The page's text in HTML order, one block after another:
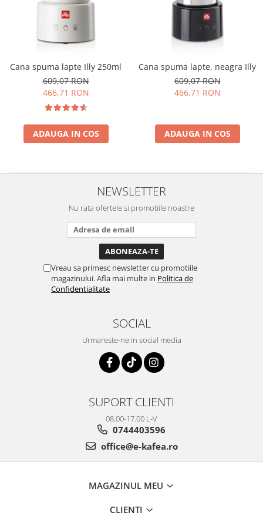
Illy Iperespresso
Nespresso Professional
Cafissimo
Cafea macinata
Davidoff
Cafea Solubila
Cana spuma lapte Illy 250ml
609,07 RON
466,71 RON
ADAUGA IN COS
Cana spuma lapte, neagra Illy
609,07 RON
466,71 RON
ADAUGA IN COS
NEWSLETTER
Nu rata ofertele si promotiile noastre
Vreau sa primesc newsletter cu promotiile
magazinului. Afla mai multe in Politica de
Confidentialitate
SOCIAL
Urmareste-ne in social media
SUPORT CLIENTI
08.00-17.00 L-V
0744403596
office@e-kafea.ro
MAGAZINUL MEU
CLIENTI